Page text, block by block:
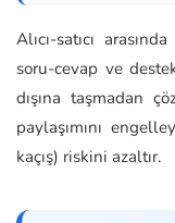
Alıcı-satıcı
soru-cevap ve
dışına taşmadan
paylaşımını
kaçış) riskini azaltır.